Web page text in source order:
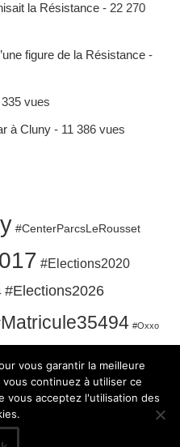
la Résistance - 22 270
figure de la Résistance -
vues
à Cluny - 11 386 vues
#CenterParcsLeRousset
#Elections2020
#Elections2026
#Oxxo
vous garantir la meilleure
continuez à utiliser ce
vous acceptez l'utilisation des